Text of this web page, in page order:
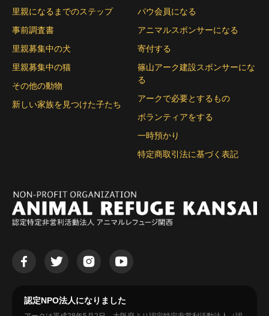
里親になるまでのステップ
事前調査書
里親募集中の犬
里親募集中の猫
その他の動物
新しい家族を見つけた子たち
パウ会員になる
アニマルスポンサーになる
寄付する
篠山アーク建設スポンサーにな
る
アークで必要とするもの
ボランティアをする
一時預かり
特定商取引法に基づく表記
認定NPO法人になりました